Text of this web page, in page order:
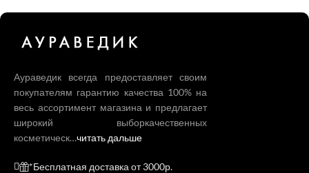
Аураведик всегда предоставляет своим
покупателям гарантию качества 100% на
весь ассортимент магазина и предлагает
широкий выборкачественных
косметическ…читать дальше
*Бесплатная доставка от 3000р.